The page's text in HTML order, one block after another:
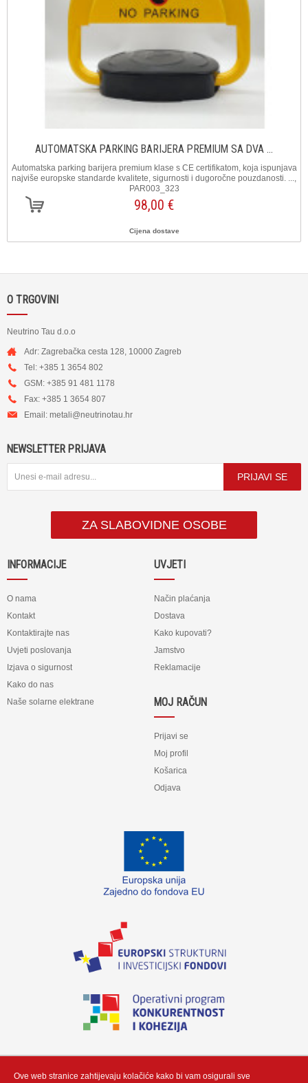
AUTOMATSKA PARKING BARIJERA PREMIUM SA DVA ...
Automatska parking barijera premium klase s CE certifikatom, koja ispunjava
najviše europske standarde kvalitete, sigurnosti i dugoročne pouzdanosti. ...,
PAR003_323
98,00 €
Cijena dostave
O TRGOVINI
Neutrino Tau d.o.o
Adr: Zagrebačka cesta 128, 10000 Zagreb
Tel: +385 1 3654 802
GSM: +385 91 481 1178
Fax: +385 1 3654 807
Email: metali@neutrinotau.hr
NEWSLETTER PRIJAVA
PRIJAVI SE
ZA SLABOVIDNE OSOBE
INFORMACIJE
O nama
Kontakt
Kontaktirajte nas
Uvjeti poslovanja
Izjava o sigurnost
Kako do nas
Naše solarne elektrane
UVJETI
Način plaćanja
Dostava
Kako kupovati?
Jamstvo
Reklamacije
MOJ RAČUN
Prijavi se
Moj profil
Košarica
Odjava
„Izradu internetske stranice sufinancirala je Europska unija iz Europskog fonda
Neutrino Tau d.o.o“
Ove web stranice zahtijevaju kolačiće kako bi vam osigurali sve